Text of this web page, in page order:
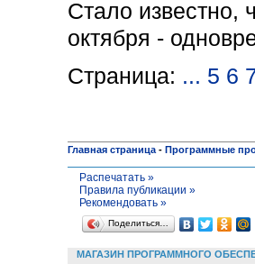
Стало известно,
октября -
Страница: ... 5 6
Главная страница - Программные
Распечатать »
Правила публикации »
Рекомендовать »
Поделиться…
МАГАЗИН ПРОГРАММНОГО